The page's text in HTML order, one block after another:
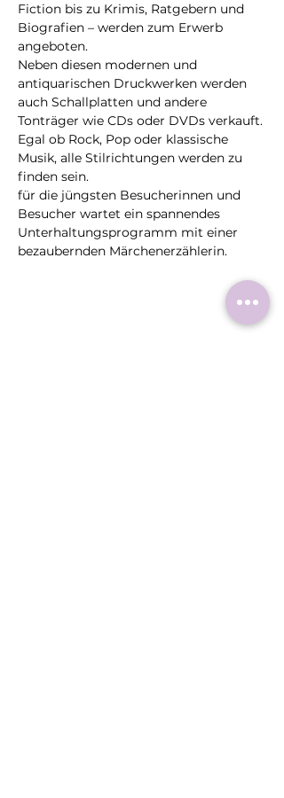
Fiction bis zu Krimis, Ratgebern und
Biografien – werden zum Erwerb
angeboten.
Neben diesen modernen und
antiquarischen Druckwerken werden
auch Schallplatten und andere
Tonträger wie CDs oder DVDs verkauft.
Egal ob Rock, Pop oder klassische
Musik, alle Stilrichtungen werden zu
finden sein.
für die jüngsten Besucherinnen und
Besucher wartet ein spannendes
Unterhaltungsprogramm mit einer
bezaubernden Märchenerzählerin.